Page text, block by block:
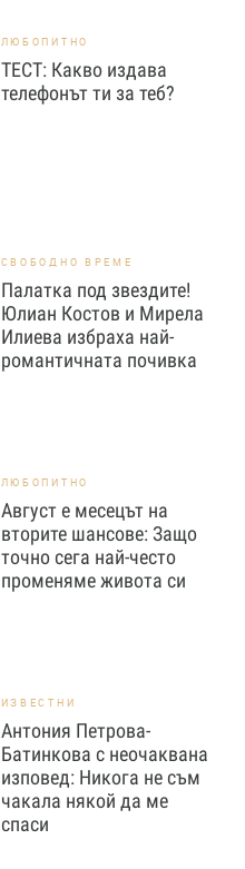
ЛЮБОПИТНО
ТЕСТ: Какво издава
телефонът ти за теб?
СВОБОДНО ВРЕМЕ
Палатка под звездите!
Юлиан Костов и Мирела
Илиева избраха най-
романтичната почивка
ЛЮБОПИТНО
Август е месецът на
вторите шансове: Защо
точно сега най-често
променяме живота си
ИЗВЕСТНИ
Антония Петрова-
Батинкова с неочаквана
изповед: Никога не съм
чакала някой да ме
спаси